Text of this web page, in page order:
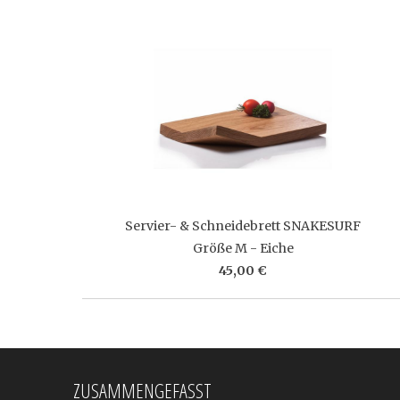
Servier- & Schneidebrett SNAKESURF
Größe M - Eiche
45,00 €
ZUSAMMENGEFASST